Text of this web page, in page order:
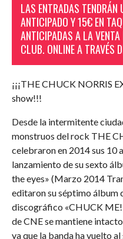
LAS ENTRADAS
ANTICIPADO Y 15€ EN
ANTICIPADAS A LA
CLUB. ONLINE A TRAVÉS
¡¡¡THE CHUCK NORRIS
show!!!
Desde la intermitente
monstruos del rock THE
celebraron en 2014 sus 10
lanzamiento de su sexto
the eyes» (Marzo 2014
editaron su séptimo álbum
discográfico «CHUCK
de CNE se mantiene
ya que la banda ha vuelto